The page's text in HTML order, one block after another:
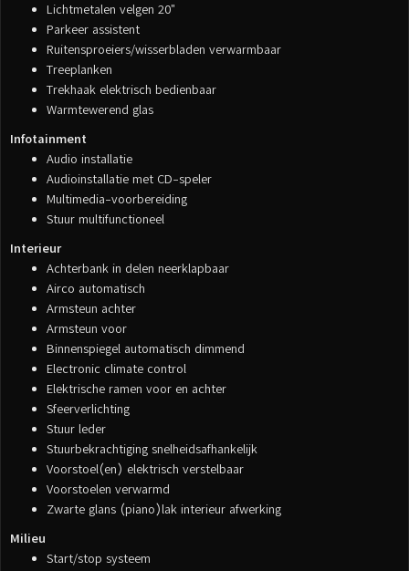
Lichtmetalen velgen 20"
Parkeer assistent
Ruitensproeiers/wisserbladen verwarmbaar
Treeplanken
Trekhaak elektrisch bedienbaar
Warmtewerend glas
Infotainment
Audio installatie
Audioinstallatie met CD-speler
Multimedia-voorbereiding
Stuur multifunctioneel
Interieur
Achterbank in delen neerklapbaar
Airco automatisch
Armsteun achter
Armsteun voor
Binnenspiegel automatisch dimmend
Electronic climate control
Elektrische ramen voor en achter
Sfeerverlichting
Stuur leder
Stuurbekrachtiging snelheidsafhankelijk
Voorstoel(en) elektrisch verstelbaar
Voorstoelen verwarmd
Zwarte glans (piano)lak interieur afwerking
Milieu
Start/stop systeem